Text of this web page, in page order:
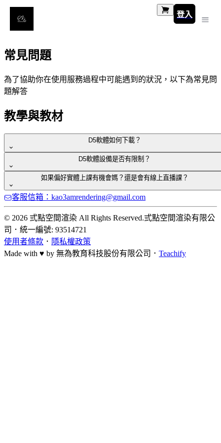
登入
常見問題
為了協助你在使用服務過程中可能遇到的狀況，以下為常見問
題解答
教學與教材
D5軟體如何下載？
點擊連結：
u=https%3A%2F%2Fwww.d5render.com%2Fpricing%3Ffbclid%3
DPAAabi4FNdHoCt3tPgHNQZWQhMIdDXTpet2FdSi5xw2GXP
kTZ6UJMRmH-fAA0_aem_Admjtl0kFOmiJV-
9V13VYAP3hzSocR0hPw-
TYsMZKhsDhTtcBEB1gFcPK4QiS5C5Ct8&e=AT2wFiHFqLt-
eZP7NSWoM14bz13b83WRMORCKZUWhMdT62i74w4wOm9I
rPcG8I_-nERd1Zb63h--O3nIQXEHMgigHwAZR-9BvptGgQ
即可在官方網站下載最符合您需求的版本
D5軟體設備是否有限制？
為維護渲染品質及操作流暢，D5軟體內建有檢查規格有無符
合的篩選機制。以下為設備規格推薦表供您參考：
系統： win10以上
顯卡 ： NVIDIA RTX2060以上；
NVIDIA Quadro RTX A2000以上；
如果偏好實體上課有機會媽？還是會有線上直播課？
目前有提供幾種教學方式：
1、觀看已準備及錄製完畢的教學課程
2、參與線上直播課程(日程將透過IG公告)
客服信箱：kao3amrendering@gmail.com
© 2026 弎點空間渲染 All Rights Reserved.弎點空間渲染有限公
司 ． 統一編號: 93514721
使用者條款 ． 隱私權政策
Made with ♥ by 無為教育科技股份有限公司． Teachify